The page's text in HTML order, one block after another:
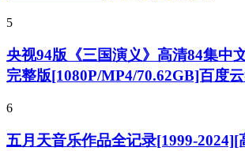
5
央视94版《三国演义》高清84集中
完整版[1080P/MP4/70.62GB]百度
6
五月天音乐作品全记录[1999-